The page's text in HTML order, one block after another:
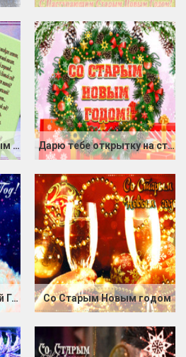
Поздравление со старым Новым годом открытка Дарю тебе открытку на старый новый год
Еще есть Старый Новый Год Со Старым Новым годом